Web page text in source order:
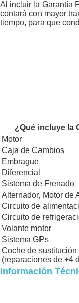
Al incluir la Garantía
contará con mayor
tiempo, para que
¿Qué incluye la
Motor
Caja de Cambios
Embrague
Diferencial
Sistema de Frenado
Alternador, Motor de
Circuito de
Circuito de
Volante motor
Sistema GPs
Coche de sustitución
(reparaciones de +4
Información